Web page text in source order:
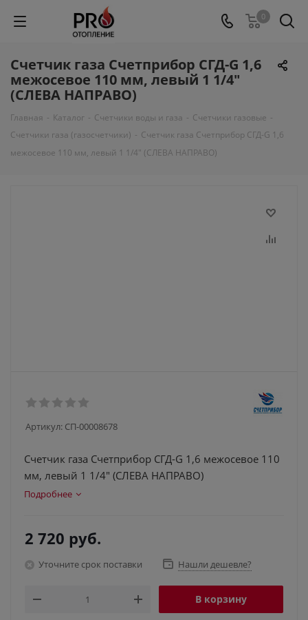
0
Счетчик газа Счетприбор СГД-G 1,6
межосевое 110 мм, левый 1 1/4"
(СЛЕВА НАПРАВО)
Главная - Каталог - Счетчики воды и газа - Счетчики газовые -
Счетчики газа (газосчетчики) - Счетчик газа Счетприбор СГД-G 1,6
межосевое 110 мм, левый 1 1/4" (СЛЕВА НАПРАВО)
Артикул: СП-00008678
Счетчик газа Счетприбор СГД-G 1,6 межосевое 110
мм, левый 1 1/4" (СЛЕВА НАПРАВО)
Подробнее
2 720 руб.
Уточните срок поставки Нашли дешевле?
В корзину